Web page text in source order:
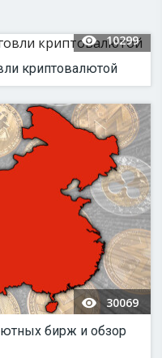
10299
криптовалютой
30069
бирж и обзор